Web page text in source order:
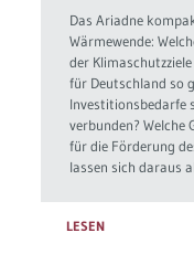
Das Ariadne
Wärmewende:
der
für Deutschland so
Investitionsbedarfe
verbunden?
für die Förderung
lassen sich daraus
LESEN